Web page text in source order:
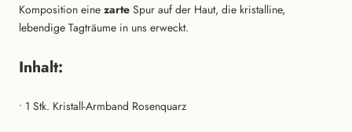
Komposition eine zarte Spur auf der Haut, die kristalline,
lebendige Tagträume in uns erweckt.
Inhalt:
• 1 Stk. Kristall-Armband Rosenquarz